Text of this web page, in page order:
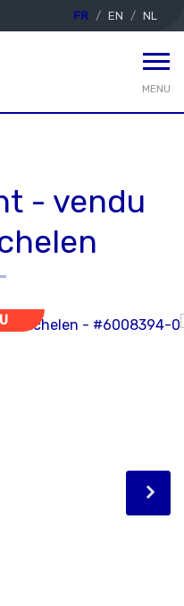
FR EN NL
MENU
- vendu